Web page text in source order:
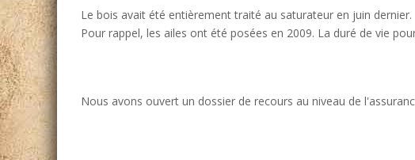
Le bois avait été entièrement traité au saturateur en juin dernier.
Pour rappel, les ailes ont été posées en 2009. La duré de vie
Nous avons ouvert un dossier de recours au niveau de